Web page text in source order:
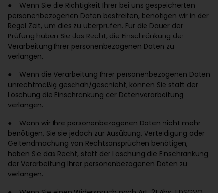
● Wenn Sie die Richtigkeit Ihrer bei uns gespeicherten
personenbezogenen Daten bestreiten, benötigen wir in der
Regel Zeit, um dies zu überprüfen. Für die Dauer der
Prüfung haben Sie das Recht, die Einschränkung der
Verarbeitung Ihrer personenbezogenen Daten zu
verlangen.
● Wenn die Verarbeitung Ihrer personenbezogenen Daten
unrechtmäßig geschah/geschieht, können Sie statt der
Löschung die Einschränkung der Datenverarbeitung
verlangen.
● Wenn wir Ihre personenbezogenen Daten nicht mehr
benötigen, Sie sie jedoch zur Ausübung, Verteidigung oder
Geltendmachung von Rechtsansprüchen benötigen,
haben Sie das Recht, statt der Löschung die Einschränkung
der Verarbeitung Ihrer personenbezogenen Daten zu
verlangen.